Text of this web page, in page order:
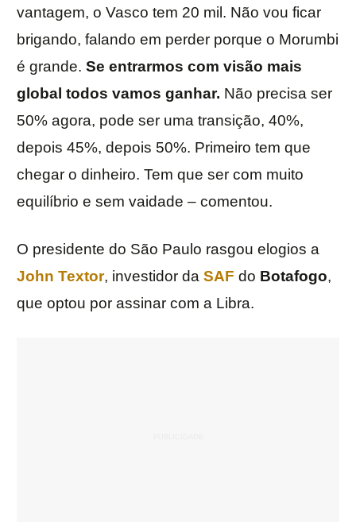
vantagem, o Vasco tem 20 mil. Não vou ficar
brigando, falando em perder porque o Morumbi
é grande. Se entrarmos com visão mais
global todos vamos ganhar. Não precisa ser
50% agora, pode ser uma transição, 40%,
depois 45%, depois 50%. Primeiro tem que
chegar o dinheiro. Tem que ser com muito
equilíbrio e sem vaidade – comentou.
O presidente do São Paulo rasgou elogios a
John Textor, investidor da SAF do Botafogo,
que optou por assinar com a Libra.